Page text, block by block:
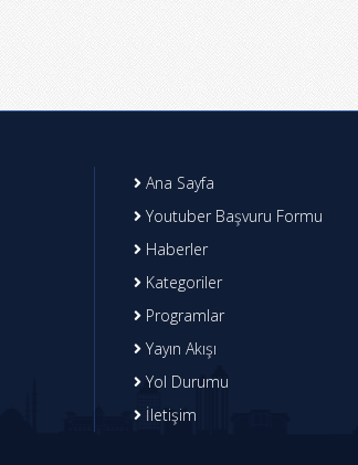
Ana Sayfa
Youtuber Başvuru Formu
Haberler
Kategoriler
Programlar
Yayın Akışı
Yol Durumu
İletişim